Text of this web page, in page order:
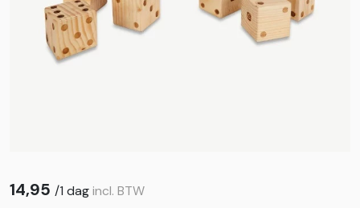
14,95 /1 dagincl. BTW